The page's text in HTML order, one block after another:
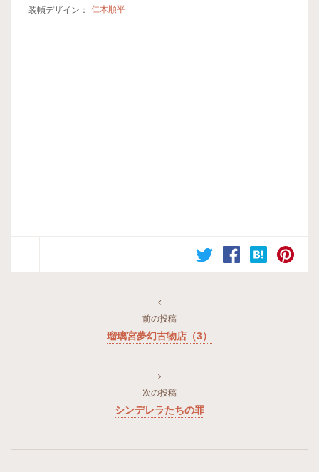
装幀デザイン：
仁木順平
前の投稿
瑠璃宮夢幻古物店（3）
次の投稿
シンデレラたちの罪